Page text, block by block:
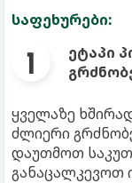
საფეხურები:
ეტაპი
ყველაზე
ძლიერი
დაუთმოთ
განაცალკევოთ